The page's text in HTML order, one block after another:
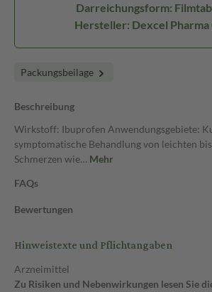
Darreichungsform:
Hersteller: Dexcel Pharma
Packungsbeilage
Beschreibung
Wirkstoff: Ibuprofen Anwendungsgebiete:
symptomatische Behandlung von leichten
Schmerzen wie… Mehr
FAQs
Bewertungen
Hinweistexte und Pflichtangaben
Arzneimittel
Zu Risiken und Nebenwirkungen lesen Sie